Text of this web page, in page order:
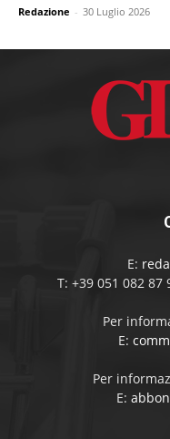
Redazione - 30 Luglio 2026
E:
T: +39 051 082 87
Per
E:
Per
E: